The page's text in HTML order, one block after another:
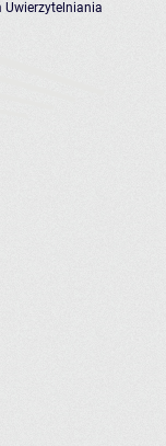
Uwierzytelniania